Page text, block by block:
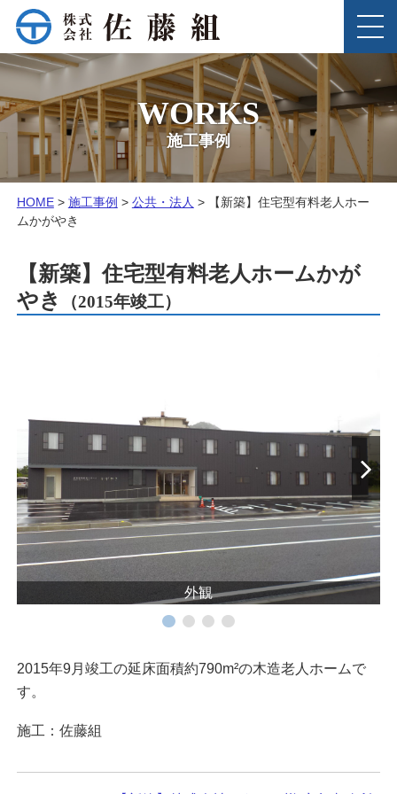
このページの本文へ
MENU
WORKS
施工事例
こ
の
の
位
HOME> 施工事例 > 公共・法人 >
【新築】住宅型有料老人ホー
ムかがやき
【新築】住宅型有料老人ホームかが
やき
（2015年竣工）
外観
2015年9月竣工の延床面積約790m²の木造老人ホームで
す。
施工：佐藤組